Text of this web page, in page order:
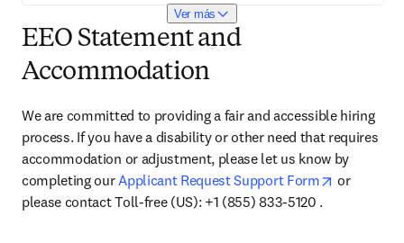
Ver más
EEO Statement and
Accommodation
We are committed to providing a fair and accessible hiring
process. If you have a disability or other need that requires
accommodation or adjustment, please let us know by
completing our Applicant Request Support Form opens in
or
please contact Toll-free (US): +1 (855) 833-5120 .